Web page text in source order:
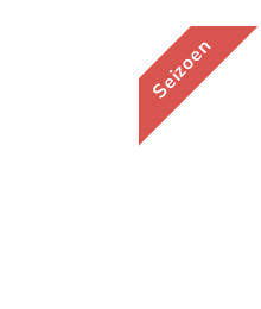
Seizoen